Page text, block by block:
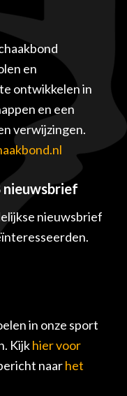
en
ontwikkelen in
en een
verwijzingen.
nieuwsbrief
nieuwsbrief
in onze sport
Kijkhier voor
naarhet